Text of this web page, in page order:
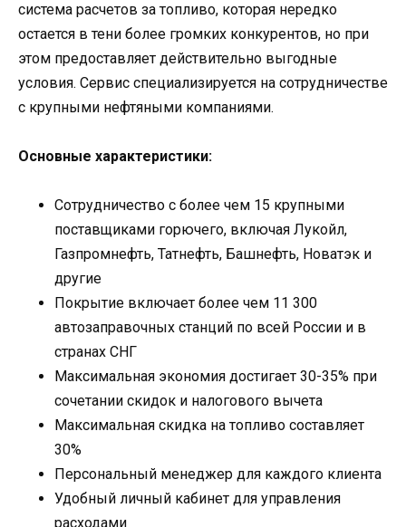
система расчетов за топливо, которая нередко
остается в тени более громких конкурентов, но при
этом предоставляет действительно выгодные
условия. Сервис специализируется на сотрудничестве
с крупными нефтяными компаниями.
Основные характеристики:
Сотрудничество с более чем 15 крупными
поставщиками горючего, включая Лукойл,
Газпромнефть, Татнефть, Башнефть, Новатэк и
другие
Покрытие включает более чем 11 300
автозаправочных станций по всей России и в
странах СНГ
Максимальная экономия достигает 30-35% при
сочетании скидок и налогового вычета
Максимальная скидка на топливо составляет
30%
Персональный менеджер для каждого клиента
Удобный личный кабинет для управления
расходами